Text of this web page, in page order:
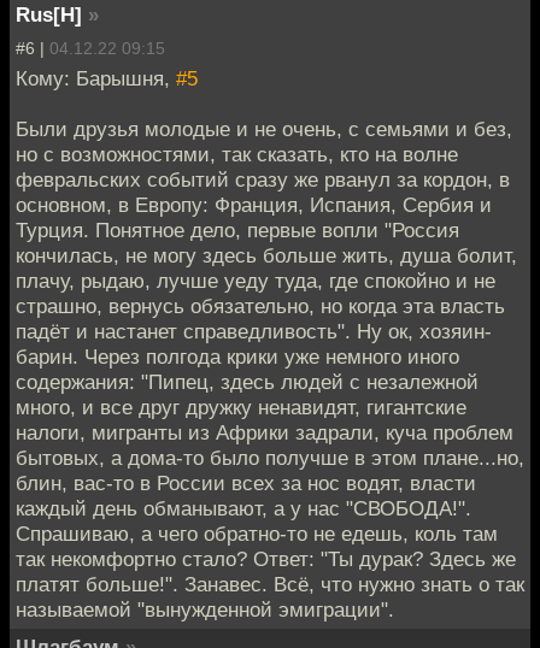
Rus[H] »
#6 | 04.12.22 09:15
Кому: Барышня, #5
Были друзья молодые и не очень, с семьями и без,
но с возможностями, так сказать, кто на волне
февральских событий сразу же рванул за кордон, в
основном, в Европу: Франция, Испания, Сербия и
Турция. Понятное дело, первые вопли "Россия
кончилась, не могу здесь больше жить, душа болит,
плачу, рыдаю, лучше уеду туда, где спокойно и не
страшно, вернусь обязательно, но когда эта власть
падёт и настанет справедливость". Ну ок, хозяин-
барин. Через полгода крики уже немного иного
содержания: "Пипец, здесь людей с незалежной
много, и все друг дружку ненавидят, гигантские
налоги, мигранты из Африки задрали, куча проблем
бытовых, а дома-то было получше в этом плане...но,
блин, вас-то в России всех за нос водят, власти
каждый день обманывают, а у нас "СВОБОДА!".
Спрашиваю, а чего обратно-то не едешь, коль там
так некомфортно стало? Ответ: "Ты дурак? Здесь же
платят больше!". Занавес. Всё, что нужно знать о так
называемой "вынужденной эмиграции".